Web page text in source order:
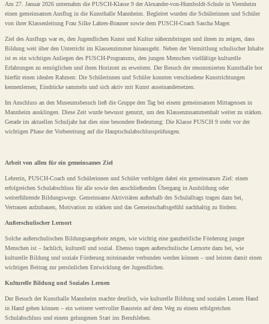
Am 27. Januar 2026 unternahm die PUSCH-Klasse 9 der Alexander-von-Humboldt-Schule in Viernheim
einen gemeinsamen Ausflug in die Kunsthalle Mannheim. Begleitet wurden die Schülerinnen und Schüler
von ihrer Klassenleitung Frau Silke Lahres-Brauner sowie dem PUSCH-Coach Sascha Mager.
Ziel des Ausflugs war es, den Jugendlichen Kunst und Kultur näherzubringen und ihnen zu zeigen, dass
Bildung weit über den Unterricht im Klassenzimmer hinausgeht. Neben der Vermittlung schulischer Inhalte
ist es ein wichtiges Anliegen des PUSCH-Programms, den jungen Menschen vielfältige kulturelle
Erfahrungen zu ermöglichen und ihren Horizont zu erweitern. Der Besuch der renommierten Kunsthalle bot
hierfür einen idealen Rahmen: Die Schülerinnen und Schüler konnten verschiedene Kunstrichtungen
kennenlernen, Eindrücke sammeln und sich aktiv mit Kunst auseinandersetzen.
Im Anschluss an den Museumsbesuch ließ die Gruppe den Tag bei einem gemeinsamen Mittagessen in
Mannheim ausklingen. Diese Zeit wurde bewusst genutzt, um den Klassenzusammenhalt weiter zu stärken.
Gerade im aktuellen Schuljahr hat dies eine besondere Bedeutung: Die Klasse PUSCH 9 steht vor der
wichtigen Phase der Vorbereitung auf die Hauptschulabschlussprüfungen.
Arbeit von allen für ein gemeinsames Ziel
Lehrerin, PUSCH-Coach und Schülerinnen und Schüler verfolgen dabei ein gemeinsames Ziel: einen
erfolgreichen Schulabschluss für alle sowie den anschließenden Übergang in Ausbildung oder
weiterführende Bildungswege. Gemeinsame Aktivitäten außerhalb des Schulalltags tragen dazu bei,
Vertrauen aufzubauen, Motivation zu stärken und das Gemeinschaftsgefühl nachhaltig zu fördern.
Außerschulischer Lernort
Solche außerschulischen Bildungsangebote zeigen, wie wichtig eine ganzheitliche Förderung junger
Menschen ist – fachlich, kulturell und sozial. Ebenso tragen außerschulische Lernorte dazu bei, wie
kulturelle Bildung und soziale Förderung miteinander verbunden werden können – und leisten damit einen
wichtigen Beitrag zur persönlichen Entwicklung der Jugendlichen.
Kulturelle Bildung und Soziales Lernen
Der Besuch der Kunsthalle Mannheim machte deutlich, wie kulturelle Bildung und soziales Lernen Hand
in Hand gehen können – ein weiterer wertvoller Baustein auf dem Weg zu einem erfolgreichen
Schulabschluss und einem gelungenen Start ins Berufsleben.